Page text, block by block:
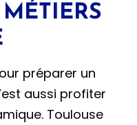
préparer un
aussi profiter
Toulouse